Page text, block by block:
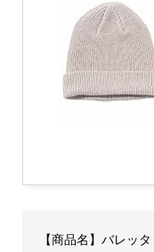
【商品名】 バレッ